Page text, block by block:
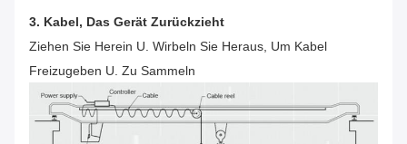
3. Kabel, Das Gerät Zurückzieht
Ziehen Sie Herein U. Wirbeln Sie Heraus, Um Kabel
Freizugeben U. Zu Sammeln